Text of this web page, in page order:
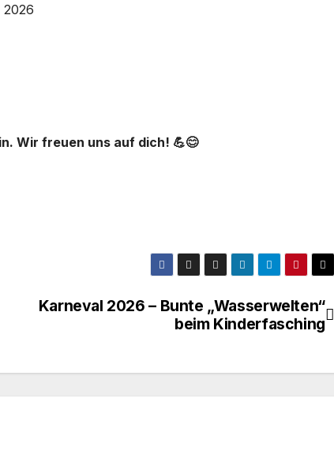
2026
Wir freuen uns auf dich! 💪😊
Karneval 2026 – Bunte „Wasserwelten“
beim Kinderfasching